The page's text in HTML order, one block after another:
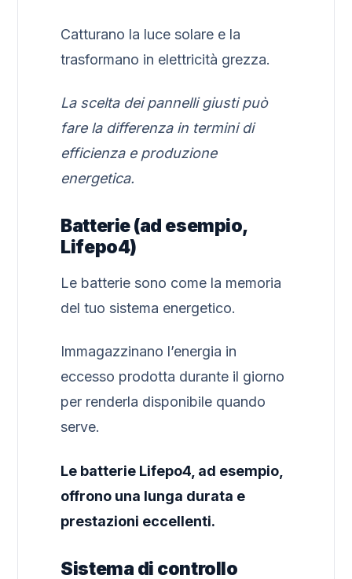
Catturano la luce solare e la
trasformano in elettricità grezza.
La scelta dei pannelli giusti può
fare la differenza in termini di
efficienza e produzione
energetica.
Batterie (ad esempio,
Lifepo4)
Le batterie sono come la memoria
del tuo sistema energetico.
Immagazzinano l’energia in
eccesso prodotta durante il giorno
per renderla disponibile quando
serve.
Le batterie Lifepo4, ad esempio,
offrono una lunga durata e
prestazioni eccellenti.
Sistema di controllo